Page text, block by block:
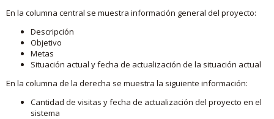
En la columna central se muestra información general del proyecto:
Descripción
Objetivo
Metas
Situación actual y fecha de actualización de la situación actual
En la columna de la derecha se muestra la siguiente información:
Cantidad de visitas y fecha de actualización del proyecto en el
sistema